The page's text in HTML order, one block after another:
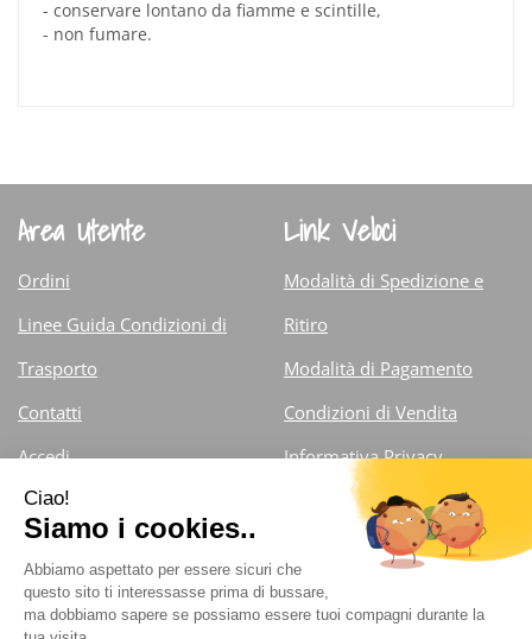
- conservare lontano da fiamme e scintille,
- non fumare.
Area Utente
Ordini
Linee Guida Condizioni di
Trasporto
Contatti
Accedi
Iscrizione alla Newsletter
Link Veloci
Modalità di Spedizione e
Ritiro
Modalità di Pagamento
Condizioni di Vendita
Informativa Privacy
Cookie Policy
Farmacia Fiorentini Dr. Carlo- Via Armando Diaz 13/d
25121 Brescia (Brescia )